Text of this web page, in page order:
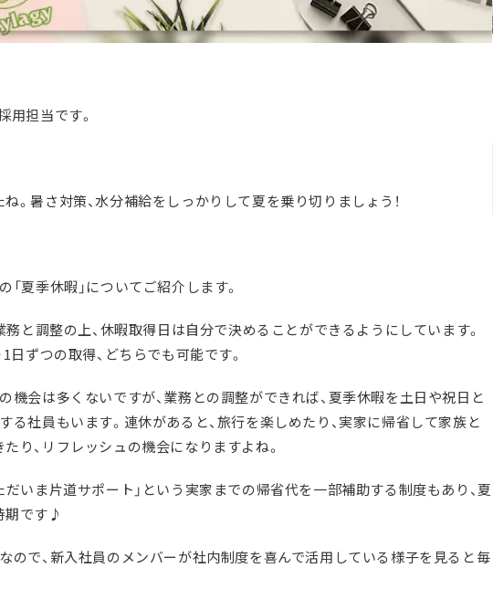
用担当です。
。暑さ対策、水分補給をしっかりして夏を乗り切りましょう！
「夏季休暇」についてご紹介します。
務と調整の上、休暇取得日は自分で決めることができるようにしています。
日ずつの取得、どちらでも可能です。
機会は多くないですが、業務との調整ができれば、夏季休暇を土日や祝日と
る社員もいます。連休があると、旅行を楽しめたり、実家に帰省して家族と
り、リフレッシュの機会になりますよね。
だいま片道サポート」という実家までの帰省代を一部補助する制度もあり、夏
期です♪
ので、新入社員のメンバーが社内制度を喜んで活用している様子を見ると毎